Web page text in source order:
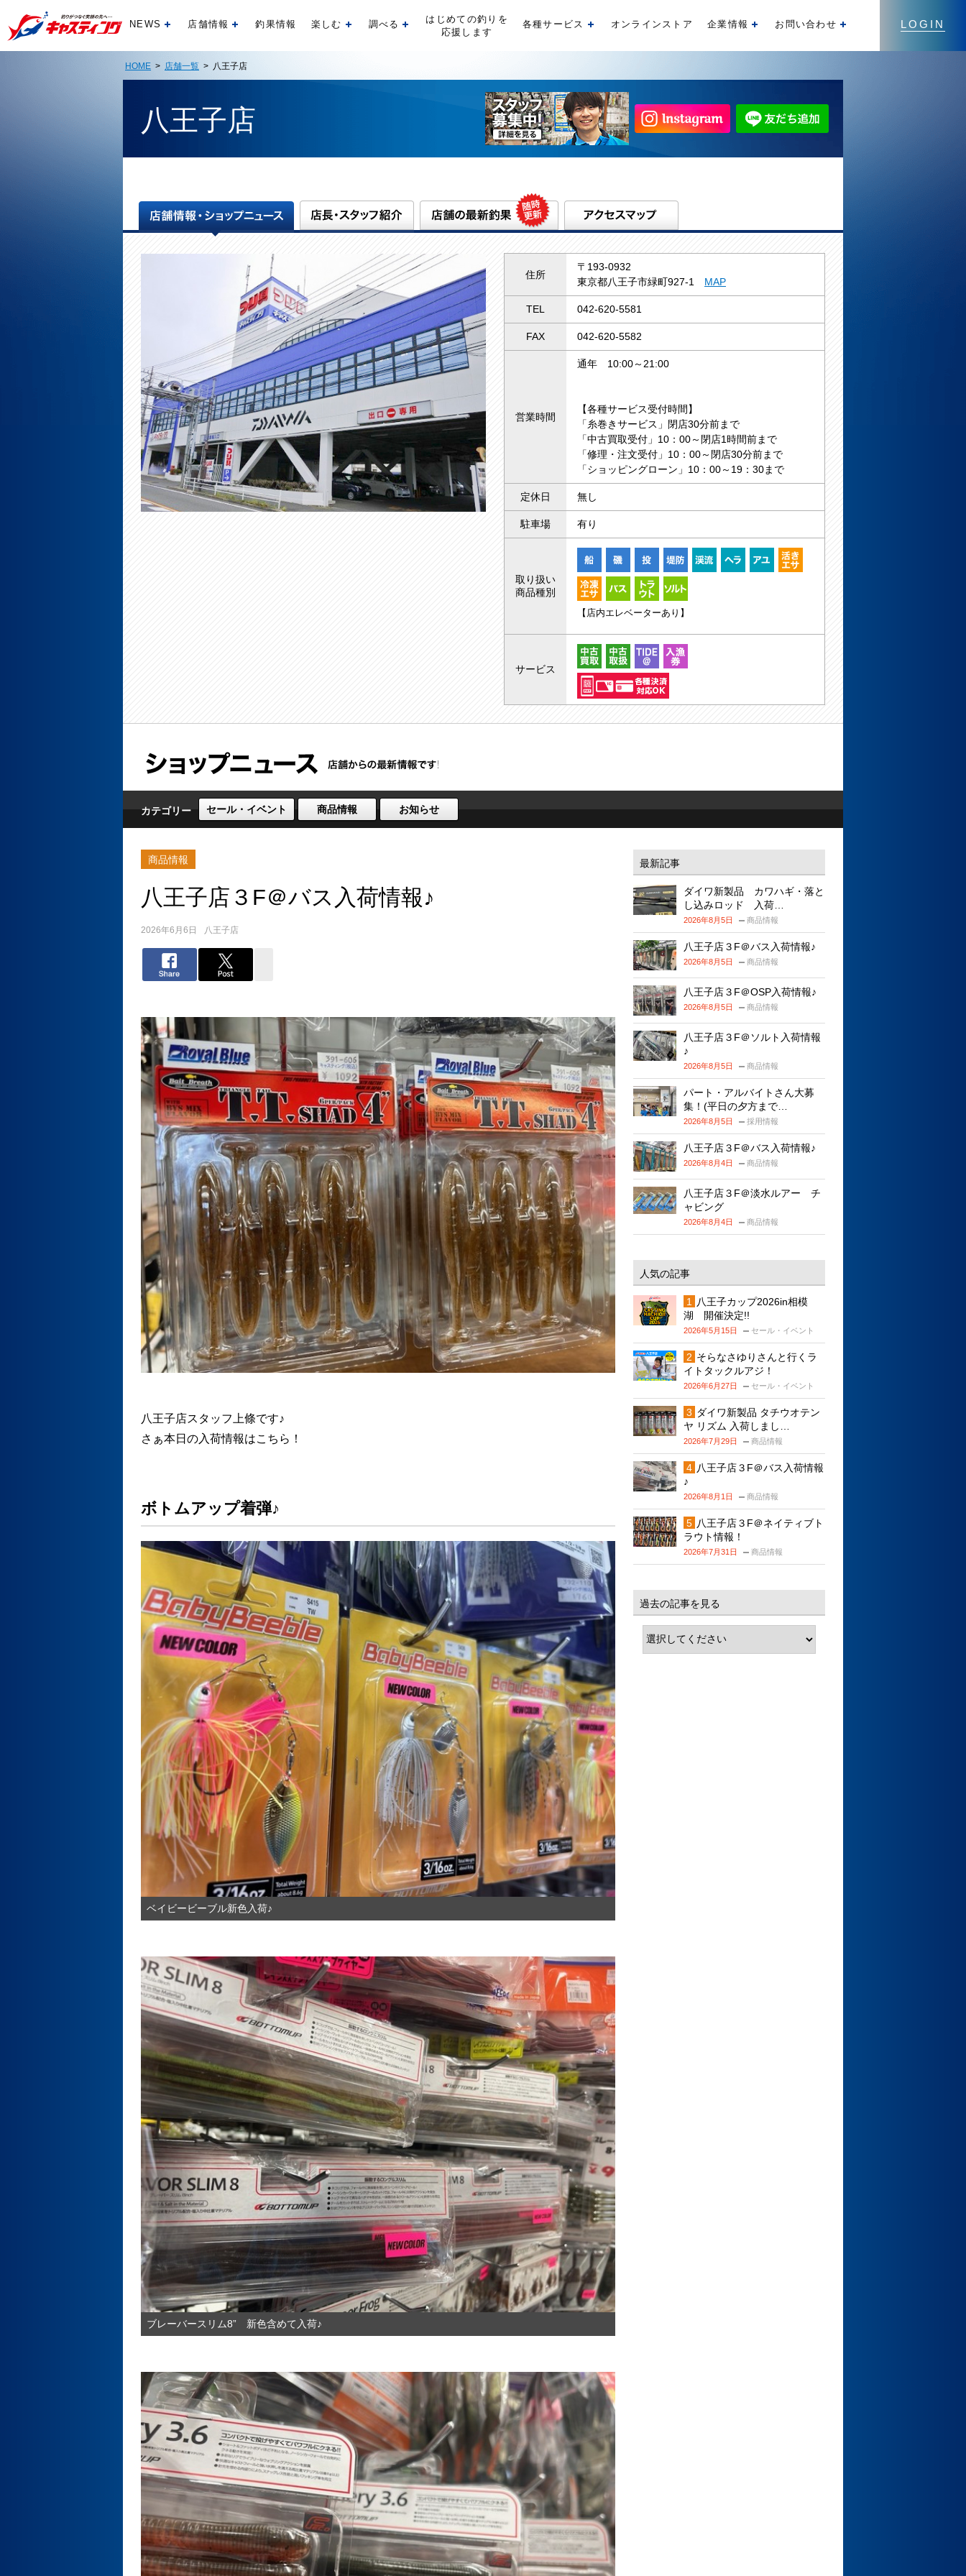
LOGIN
NEWS 開く店舗情報 開く釣果情報 楽しむ 開く調べる 開く
はじめての釣りを
応援します
各種サービス 開くオンラインストア 企業情報 開くお問い合わせ
HOME > 店舗一覧 > 八王子店
八王子店
住所
〒193-0932
東京都八王子市緑町927-1 MAP
TEL 042-620-5581
FAX 042-620-5582
営業時間
通年 10:00～21:00
【各種サービス受付時間】
「糸巻きサービス」閉店30分前まで
「中古買取受付」10：00～閉店1時間前まで
「修理・注文受付」10：00～閉店30分前まで
「ショッピングローン」10：00～19：30まで
定休日 無し
駐車場 有り
取り扱い
商品種別
【店内エレベーターあり】
サービス
カテゴリー セール・イベント 商品情報 お知らせ
商品情報
八王子店３F＠バス入荷情報♪
2026年6月6日 八王子店
八王子店スタッフ上條です♪
さぁ本日の入荷情報はこちら！
ボトムアップ着弾♪
ベイビービーブル新色入荷♪
ブレーバースリム8” 新色含めて入荷♪
最新記事
ダイワ新製品 カワハギ・落と
し込みロッド 入荷…
2026年8月5日 商品情報
八王子店３F＠バス入荷情報♪
2026年8月5日 商品情報
八王子店３F＠OSP入荷情報♪
2026年8月5日 商品情報
八王子店３F＠ソルト入荷情報
♪
2026年8月5日 商品情報
パート・アルバイトさん大募
集！(平日の夕方まで…
2026年8月5日 採用情報
八王子店３F＠バス入荷情報♪
2026年8月4日 商品情報
八王子店３F＠淡水ルアー チ
ャビング
2026年8月4日 商品情報
人気の記事
八王子カップ2026in相模
湖 開催決定!!
2026年5月15日 セール・イベント
そらなさゆりさんと行くラ
イトタックルアジ！
2026年6月27日 セール・イベント
ダイワ新製品 タチウオテン
ヤ リズム 入荷しまし…
2026年7月29日 商品情報
八王子店３F＠バス入荷情報
♪
2026年8月1日 商品情報
八王子店３F＠ネイティブト
ラウト情報！
2026年7月31日 商品情報
過去の記事を見る